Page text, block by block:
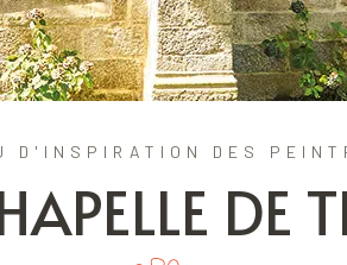
D'INSPIRATION DES
DE